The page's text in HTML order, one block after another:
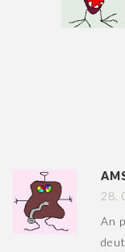
28.
An